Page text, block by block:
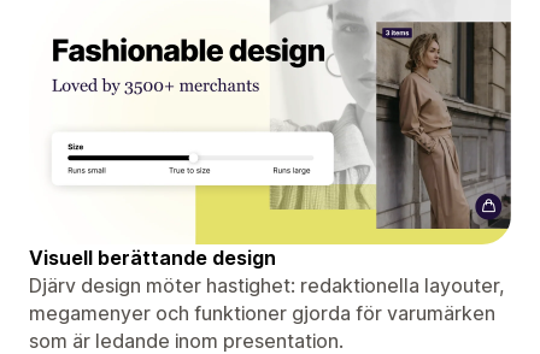
Visuell berättande design
Djärv design möter hastighet: redaktionella layouter,
megamenyer och funktioner gjorda för varumärken
som är ledande inom presentation.